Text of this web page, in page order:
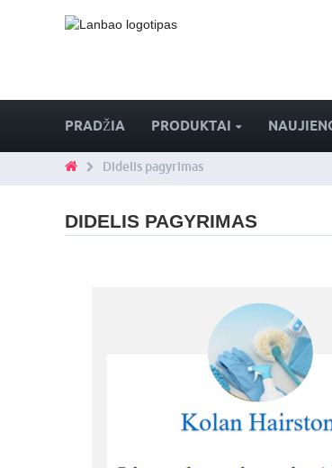
PRADŽIA PRODUKTAI
Didelis pagyrimas
DIDELIS PAGYRIMAS